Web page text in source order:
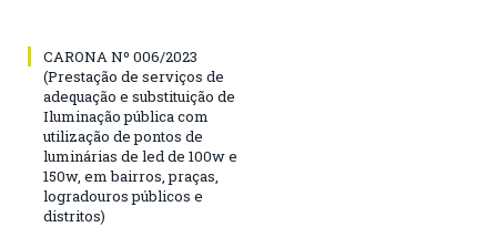
CARONA Nº 006/2023
(Prestação de serviços de
adequação e substituição de
Iluminação pública com
utilização de pontos de
luminárias de led de 100w e
150w, em bairros, praças,
logradouros públicos e
distritos)